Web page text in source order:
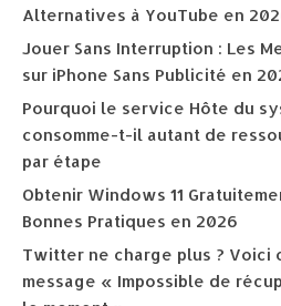
Alternatives à YouTube en
Jouer Sans Interruption : Les
sur iPhone Sans Publicité en
Pourquoi le service Hôte du
consomme-t-il autant de
par étape
Obtenir Windows 11
Bonnes Pratiques en 2026
Twitter ne charge plus ? Voici
message « Impossible de